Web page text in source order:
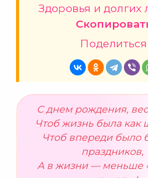
Здоровья и долгих
Поделиться
С днем рождения,
Чтоб жизнь была как
Чтоб впереди было
праздников,
А в жизни — меньше